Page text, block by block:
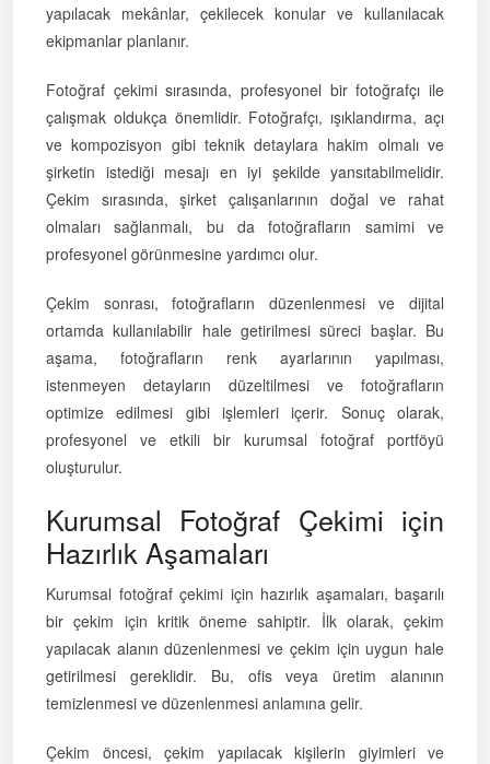
yapılacak mekânlar, çekilecek konular ve kullanılacak
ekipmanlar planlanır.
Fotoğraf çekimi sırasında, profesyonel bir fotoğrafçı ile
çalışmak oldukça önemlidir. Fotoğrafçı, ışıklandırma, açı
ve kompozisyon gibi teknik detaylara hakim olmalı ve
şirketin istediği mesajı en iyi şekilde yansıtabilmelidir.
Çekim sırasında, şirket çalışanlarının doğal ve rahat
olmaları sağlanmalı, bu da fotoğrafların samimi ve
profesyonel görünmesine yardımcı olur.
Çekim sonrası, fotoğrafların düzenlenmesi ve dijital
ortamda kullanılabilir hale getirilmesi süreci başlar. Bu
aşama, fotoğrafların renk ayarlarının yapılması,
istenmeyen detayların düzeltilmesi ve fotoğrafların
optimize edilmesi gibi işlemleri içerir. Sonuç olarak,
profesyonel ve etkili bir kurumsal fotoğraf portföyü
oluşturulur.
Kurumsal Fotoğraf Çekimi için
Hazırlık Aşamaları
Kurumsal fotoğraf çekimi için hazırlık aşamaları, başarılı
bir çekim için kritik öneme sahiptir. İlk olarak, çekim
yapılacak alanın düzenlenmesi ve çekim için uygun hale
getirilmesi gereklidir. Bu, ofis veya üretim alanının
temizlenmesi ve düzenlenmesi anlamına gelir.
Çekim öncesi, çekim yapılacak kişilerin giyimleri ve